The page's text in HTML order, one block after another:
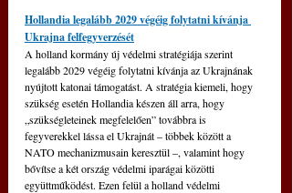
Hollandia legalább 2029 végéig folytatni kívánja
Ukrajna felfegyverzését
A holland kormány új védelmi stratégiája szerint
legalább 2029 végéig folytatni kívánja az Ukrajnának
nyújtott katonai támogatást. A stratégia kiemeli, hogy
szükség esetén Hollandia készen áll arra, hogy
„szükségleteinek megfelelően” továbbra is
fegyverekkel lássa el Ukrajnát – többek között a
NATO mechanizmusain keresztül –, valamint hogy
bővítse a két ország védelmi iparágai közötti
együttműködést. Ezen felül a holland védelmi